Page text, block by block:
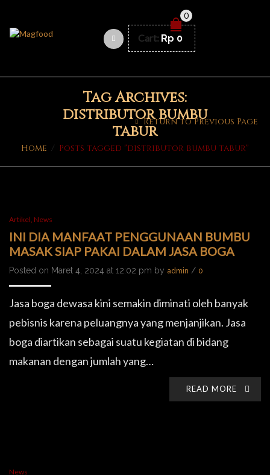
0
Cart: Rp 0
Tag Archives:
distributor bumbu
tabur
Home / Posts tagged "distributor bumbu tabur"
Return to Previous Page
Artikel, News
INI DIA MANFAAT PENGGUNAAN BUMBU
MASAK SIAP PAKAI DALAM JASA BOGA
Posted on Maret 4, 2024 at 12:02 pm by admin / 0
Jasa boga dewasa kini semakin diminati oleh banyak
pebisnis karena peluangnya yang menjanjikan. Jasa
boga diartikan sebagai suatu kegiatan di bidang
makanan dengan jumlah yang…
READ MORE
News